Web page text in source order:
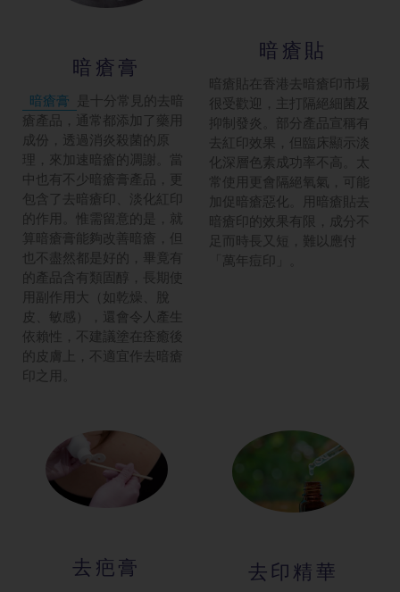
暗瘡膏
暗瘡膏
是十分常見的去暗
瘡產品，通常都添加了藥用
成份，透過消炎殺菌的原
理，來加速暗瘡的凋謝。當
中也有不少暗瘡膏產品，更
包含了去暗瘡印、淡化紅印
的作用。惟需留意的是，就
算暗瘡膏能夠改善暗瘡，但
也不盡然都是好的，畢竟有
的產品含有類固醇，長期使
用副作用大（如乾燥、脫
皮、敏感），還會令人產生
依賴性，不建議塗在痊癒後
的皮膚上，不適宜作去暗瘡
印之用。
暗瘡貼
暗瘡貼在香港去暗瘡印市場
很受歡迎，主打隔絕細菌及
抑制發炎。部分產品宣稱有
去紅印效果，但臨床顯示淡
化深層色素成功率不高。太
常使用更會隔絕氧氣，可能
加促暗瘡惡化。用暗瘡貼去
暗瘡印的效果有限，成分不
足而時長又短，難以應付
「萬年痘印」。
去疤膏 去印精華